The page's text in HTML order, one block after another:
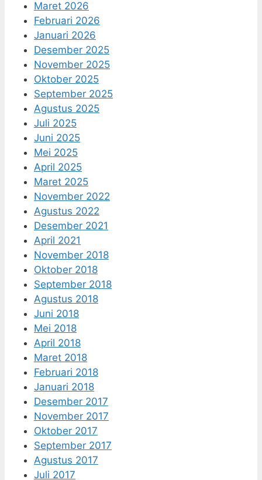
Maret 2026
Februari 2026
Januari 2026
Desember 2025
November 2025
Oktober 2025
September 2025
Agustus 2025
Juli 2025
Juni 2025
Mei 2025
April 2025
Maret 2025
November 2022
Agustus 2022
Desember 2021
April 2021
November 2018
Oktober 2018
September 2018
Agustus 2018
Juni 2018
Mei 2018
April 2018
Maret 2018
Februari 2018
Januari 2018
Desember 2017
November 2017
Oktober 2017
September 2017
Agustus 2017
Juli 2017